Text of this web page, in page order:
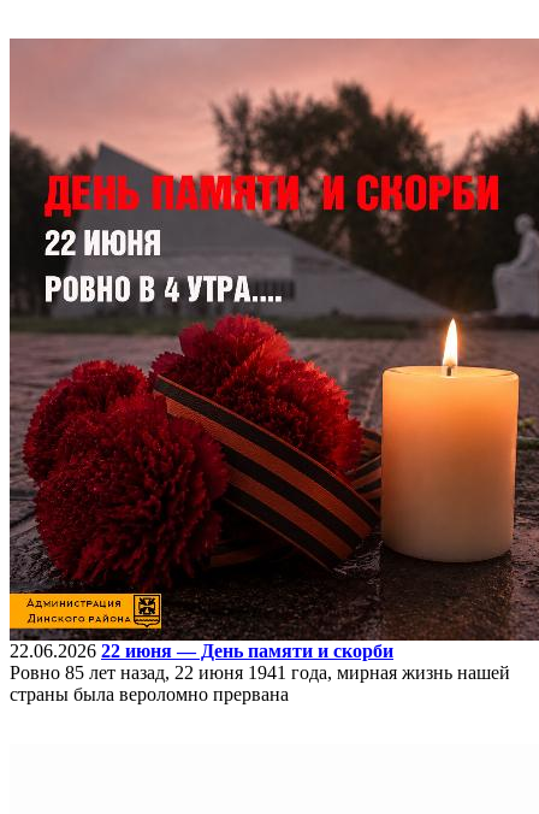
22.06.2026 22 июня — День памяти и скорби
Ровно 85 лет назад, 22 июня 1941 года, мирная жизнь нашей
страны была вероломно прервана